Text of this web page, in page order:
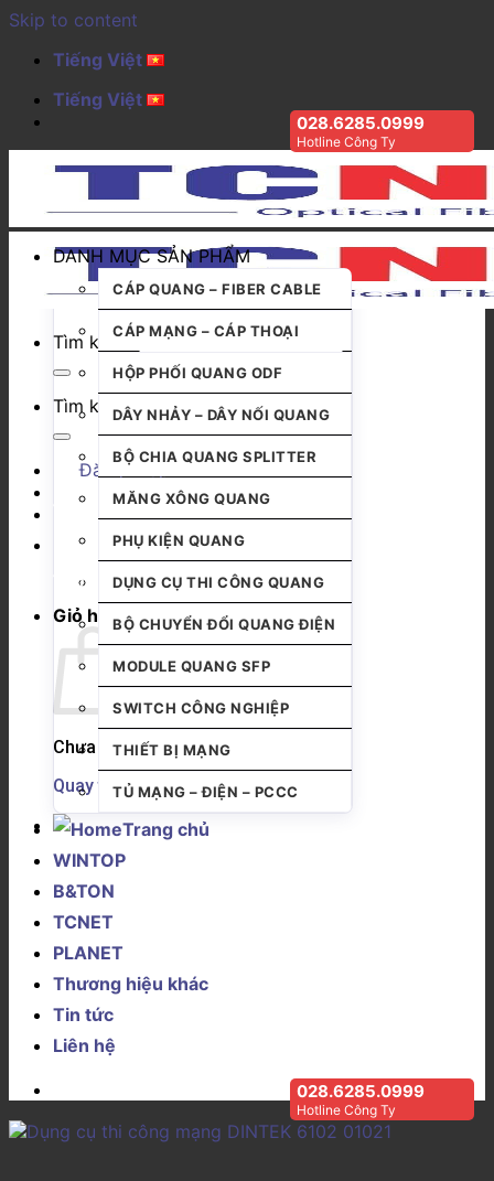
Skip to content
Tiếng Việt
Tiếng Việt
028.6285.0999
Hotline Công Ty
Tìm kiếm:
Tìm kiếm:
Đăng nhập
Giỏ hàng
Chưa có sản phẩm trong giỏ hàng.
Quay trở lại cửa hàng
DANH MỤC SẢN PHẨM
CÁP QUANG – FIBER CABLE
CÁP MẠNG – CÁP THOẠI
HỘP PHỐI QUANG ODF
DÂY NHẢY – DÂY NỐI QUANG
BỘ CHIA QUANG SPLITTER
MĂNG XÔNG QUANG
PHỤ KIỆN QUANG
DỤNG CỤ THI CÔNG QUANG
BỘ CHUYỂN ĐỔI QUANG ĐIỆN
MODULE QUANG SFP
SWITCH CÔNG NGHIỆP
THIẾT BỊ MẠNG
TỦ MẠNG – ĐIỆN – PCCC
Trang chủ
WINTOP
B&TON
TCNET
PLANET
Thương hiệu khác
Tin tức
Liên hệ
028.6285.0999
Hotline Công Ty